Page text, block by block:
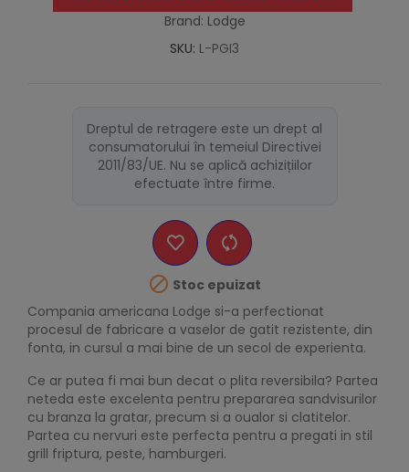
Brand: Lodge
SKU: L-PGI3
Dreptul de retragere este un drept al
consumatorului în temeiul Directivei
2011/83/UE. Nu se aplică achizițiilor
efectuate între firme.
 Stoc epuizat
Compania americana Lodge si-a perfectionat
procesul de fabricare a vaselor de gatit rezistente, din
fonta, in cursul a mai bine de un secol de experienta.
Ce ar putea fi mai bun decat o plita reversibila? Partea
neteda este excelenta pentru prepararea sandvisurilor
cu branza la gratar, precum si a oualor si clatitelor.
Partea cu nervuri este perfecta pentru a pregati in stil
grill friptura, peste, hamburgeri.